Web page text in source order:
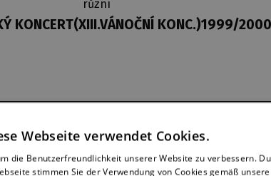
různí
KONCERT(XIII.VÁNOČNÍ KONC.)1999/2000
Dernière
Reprise
Webseite verwendet Cookies.
die Benutzerfreundlichkeit unserer Website zu verbessern.
stimmen Sie der Verwendung von Cookies gemäß